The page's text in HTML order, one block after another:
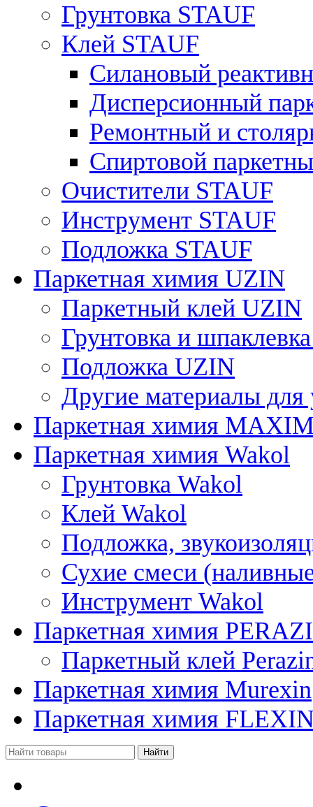
Грунтовка STAUF
Клей STAUF
Силановый
Дисперсионный
Ремонтный и
Спиртовой
Очистители STAUF
Инструмент STAUF
Подложка STAUF
Паркетная химия UZIN
Паркетный клей UZIN
Грунтовка и
Подложка UZIN
Другие материалы
Паркетная химия
Паркетная химия Wakol
Грунтовка Wakol
Клей Wakol
Подложка,
Сухие смеси
Инструмент Wakol
Паркетная химия
Паркетный клей
Паркетная химия Murexin
Паркетная химия